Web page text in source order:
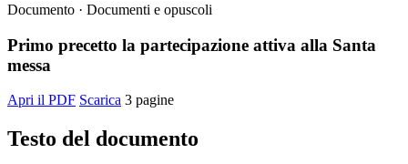
Documento · Documenti e opuscoli
Primo precetto la partecipazione attiva alla Santa
messa
Apri il PDF Scarica 3 pagine
Testo del documento